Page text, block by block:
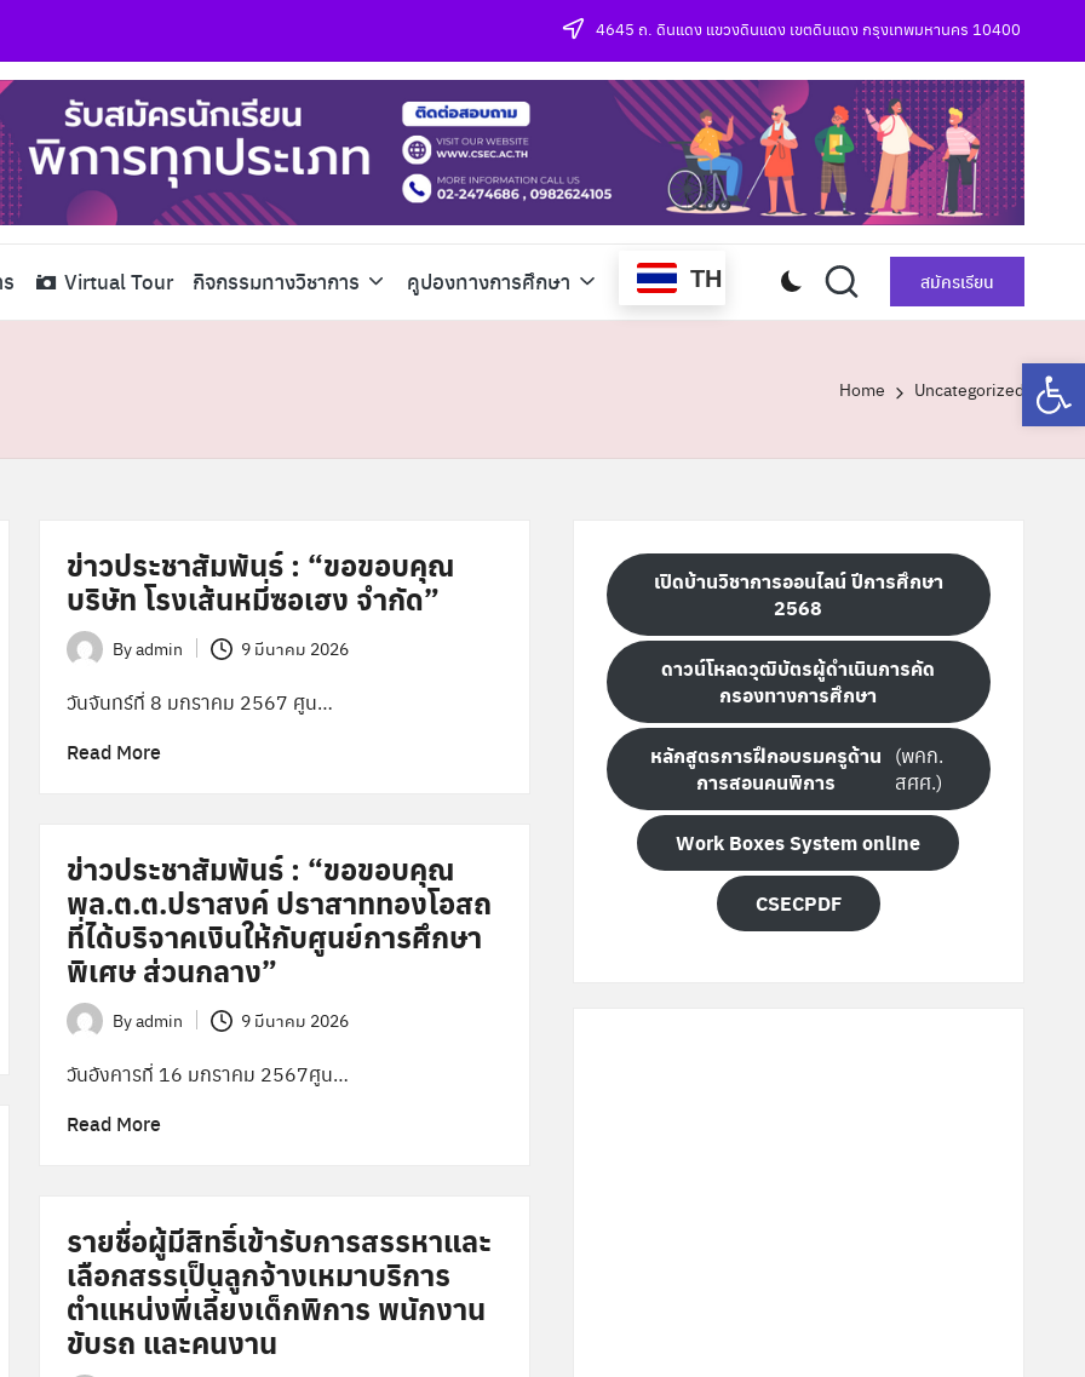
4645 ถ. ดินแดง แขวงดินแดง เขตดินแดง กรุงเทพมหานคร 10400
Virtual Tour กิจกรรมทางวิชาการ คูปองทางการศึกษา TH สมัครเรียน
Home Uncategorized
ข่าวประชาสัมพันธ์ : “ขอขอบคุณ
บริษัท โรงเส้นหมี่ซอเฮง จำกัด”
Posted
by
Byadmin 9 มีนาคม 2026
วันจันทร์ที่ 8 มกราคม 2567 ศูน…
Read More
ข่าวประชาสัมพันธ์ : “ขอขอบคุณ
พล.ต.ต.ปราสงค์ ปราสาททองโอสถ
ที่ได้บริจาคเงินให้กับศูนย์การศึกษา
พิเศษ ส่วนกลาง”
Posted
by
Byadmin 9 มีนาคม 2026
วันอังคารที่ 16 มกราคม 2567ศูน…
Read More
รายชื่อผู้มีสิทธิ์เข้ารับการสรรหาและ
เลือกสรรเป็นลูกจ้างเหมาบริการ
ตำแหน่งพี่เลี้ยงเด็กพิการ พนักงาน
ขับรถ และคนงาน
เปิดบ้านวิชาการออนไลน์ ปีการศึกษา
2568
ดาวน์โหลดวุฒิบัตรผู้ดำเนินการคัด
กรองทางการศึกษา
หลักสูตรการฝึกอบรมครูด้าน
การสอนคนพิการ
(พคก.
สศศ.)
Work Boxes System online
CSECPDF